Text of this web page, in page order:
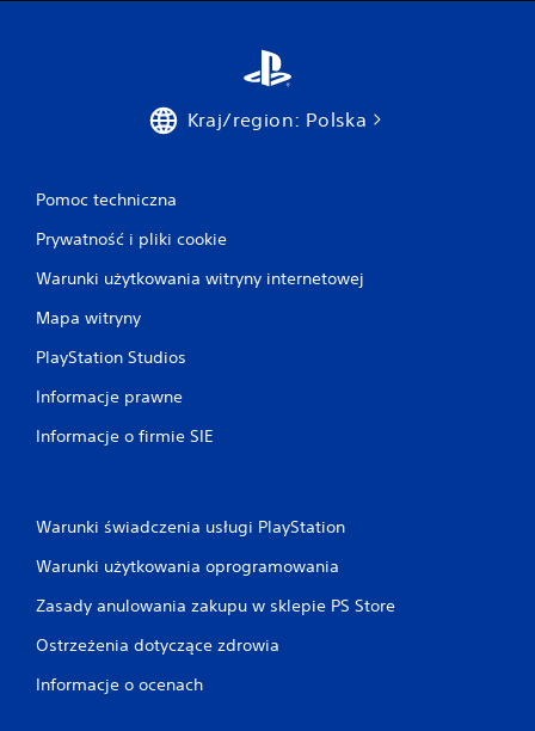
Kraj/region: Polska
Pomoc techniczna
Prywatność i pliki cookie
Warunki użytkowania witryny internetowej
Mapa witryny
PlayStation Studios
Informacje prawne
Informacje o firmie SIE
Warunki świadczenia usługi PlayStation
Warunki użytkowania oprogramowania
Zasady anulowania zakupu w sklepie PS Store
Ostrzeżenia dotyczące zdrowia
Informacje o ocenach